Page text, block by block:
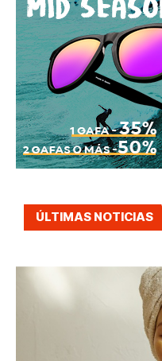
ÚLTIMAS NOTICIAS